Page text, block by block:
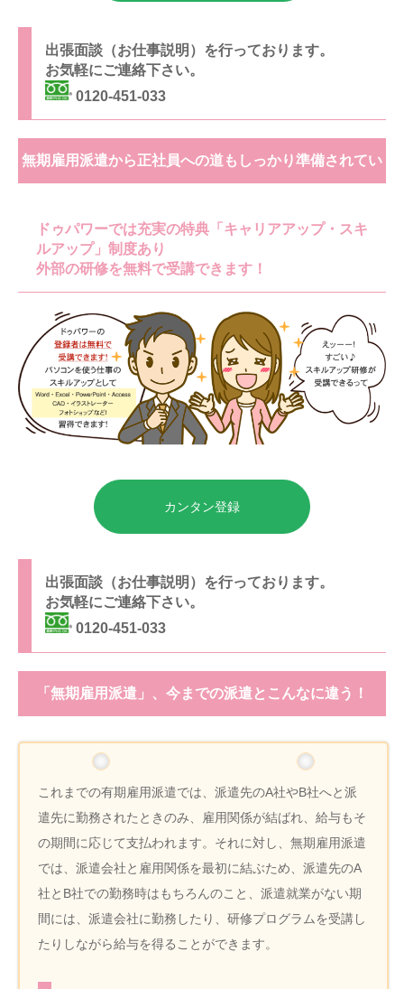
出張面談（お仕事説明）を行っております。
お気軽にご連絡下さい。
0120-451-033
無期雇用派遣から正社員への道もしっかり準備されてい
ドゥパワーでは充実の特典「キャリアアップ・スキ
ルアップ」制度あり
外部の研修を無料で受講できます！
カンタン登録
出張面談（お仕事説明）を行っております。
お気軽にご連絡下さい。
0120-451-033
「無期雇用派遣」、今までの派遣とこんなに違う！
これまでの有期雇用派遣では、派遣先のA社やB社へと派
遣先に勤務されたときのみ、雇用関係が結ばれ、給与もそ
の期間に応じて支払われます。それに対し、無期雇用派遣
では、派遣会社と雇用関係を最初に結ぶため、派遣先のA
社とB社での勤務時はもちろんのこと、派遣就業がない期
間には、派遣会社に勤務したり、研修プログラムを受講し
たりしながら給与を得ることができます。